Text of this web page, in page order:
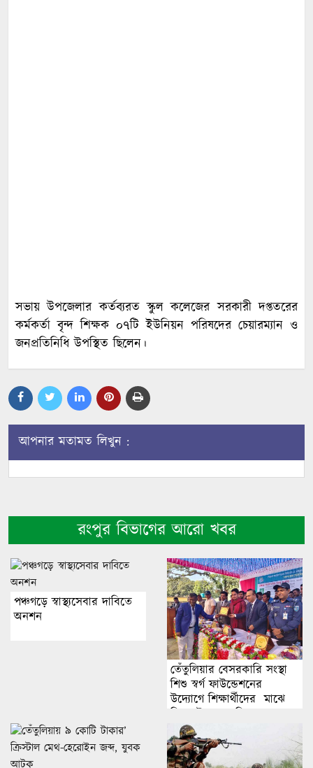
সভায় উপজেলার কর্তব্যরত স্কুল কলেজের সরকারী দপ্ততরের
কর্মকর্তা বৃন্দ শিক্ষক ০৭টি ইউনিয়ন পরিষদের চেয়ারম্যান ও
জনপ্রতিনিধি উপস্থিত ছিলেন।
আপনার মতামত লিখুন :
রংপুর বিভাগের আরো খবর
পঞ্চগড়ে স্বাস্থ্যসেবার দাবিতে
অনশন
তেঁতুলিয়ার বেসরকারি সংস্থা
শিশু স্বর্গ ফাউন্ডেশনের
উদ্যোগে শিক্ষার্থীদের মাঝে
শিক্ষা উপকরণ বিতরন